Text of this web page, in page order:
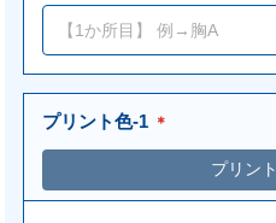
プリント色-1 ＊